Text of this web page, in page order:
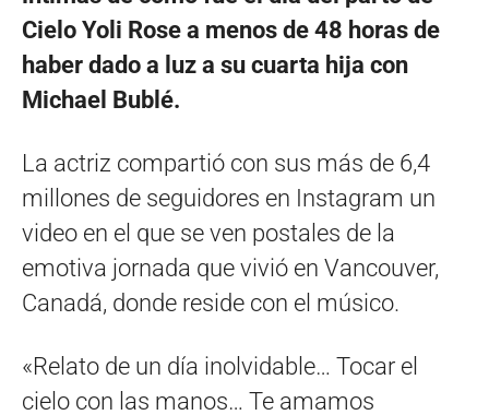
Cielo Yoli Rose a menos de 48 horas de
haber dado a luz a su cuarta hija con
Michael Bublé.
La actriz compartió con sus más de 6,4
millones de seguidores en Instagram un
video en el que se ven postales de la
emotiva jornada que vivió en Vancouver,
Canadá, donde reside con el músico.
«Relato de un día inolvidable… Tocar el
cielo con las manos… Te amamos